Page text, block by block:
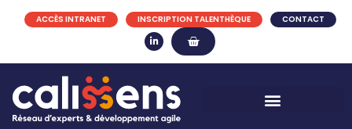
ACCÈS INTRANET INSCRIPTION TALENTHÈQUE CONTACT